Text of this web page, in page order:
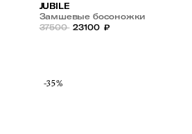
JUBILE
Замшевые босоножки
37500 23100 ₽
-35%